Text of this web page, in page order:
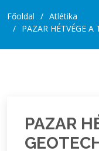
Főoldal
Atlétika
PAZAR HÉTVÉGE A
PAZAR